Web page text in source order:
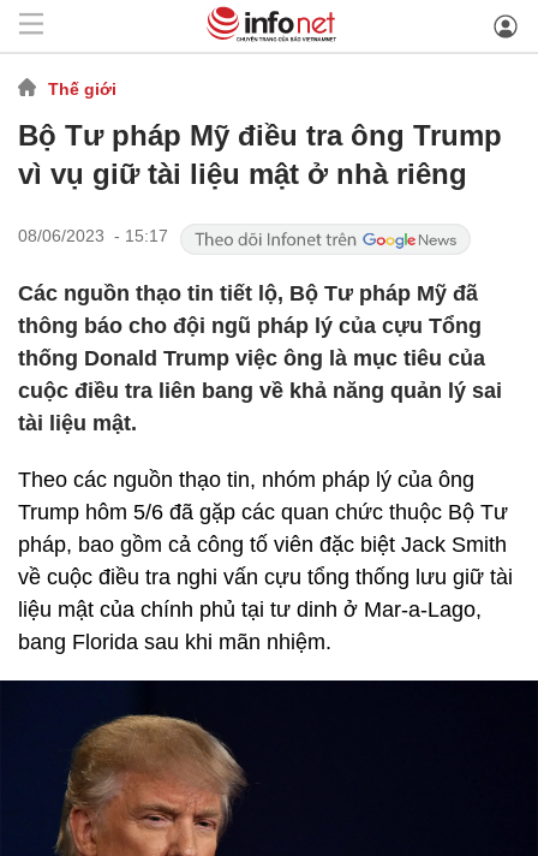
Thế giới
Bộ Tư pháp Mỹ điều tra ông Trump
vì vụ giữ tài liệu mật ở nhà riêng
08/06/2023 - 15:17
Các nguồn thạo tin tiết lộ, Bộ Tư pháp Mỹ đã
thông báo cho đội ngũ pháp lý của cựu Tổng
thống Donald Trump việc ông là mục tiêu của
cuộc điều tra liên bang về khả năng quản lý sai
tài liệu mật.
Theo các nguồn thạo tin, nhóm pháp lý của ông
Trump hôm 5/6 đã gặp các quan chức thuộc Bộ Tư
pháp, bao gồm cả công tố viên đặc biệt Jack Smith
về cuộc điều tra nghi vấn cựu tổng thống lưu giữ tài
liệu mật của chính phủ tại tư dinh ở Mar-a-Lago,
bang Florida sau khi mãn nhiệm.